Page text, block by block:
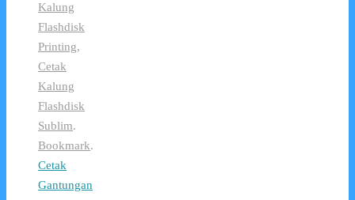
Kalung
Flashdisk
Printing,
Cetak
Kalung
Flashdisk
Sublim.
Bookmark.
Cetak
Gantungan